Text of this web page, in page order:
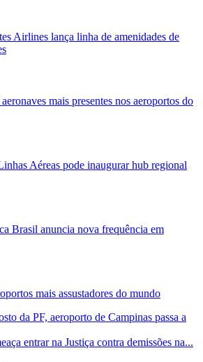
Airlines lança linha de amenidades de
mais presentes nos aeroportos do
Aéreas pode inaugurar hub regional
Brasil anuncia nova frequência em
mais assustadores do mundo
da PF, aeroporto de Campinas passa a
entrar na Justiça contra demissões na...